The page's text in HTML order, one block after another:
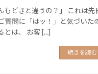
もどきと違うの？」 これは先
質問に「はッ！」と気づいた
とは、 お客 […]
続きを読む